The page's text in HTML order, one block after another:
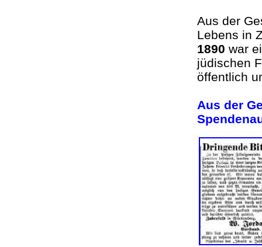
Aus der
Lebens in
1890 war
jüdischen
öffentlich
Aus der